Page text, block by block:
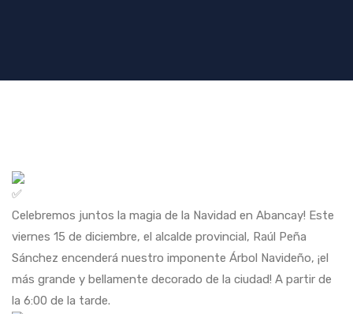
Celebremos juntos la magia de la Navidad en Abancay! Este
viernes 15 de diciembre, el alcalde provincial, Raúl Peña
Sánchez encenderá nuestro imponente Árbol Navideño, ¡el
más grande y bellamente decorado de la ciudad! A partir de
la 6:00 de la tarde.